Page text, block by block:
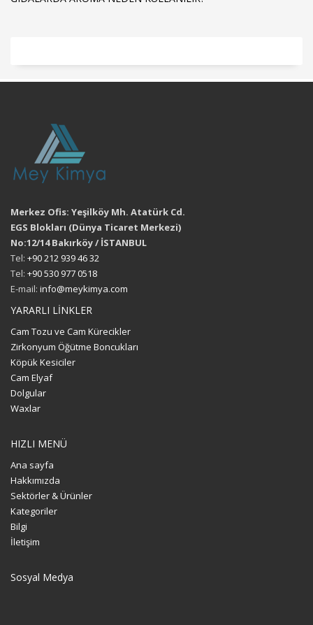
Merkez Ofis: Yeşilköy Mh. Atatürk Cd.
EGS Blokları (Dünya Ticaret Merkezi)
No:12/14 Bakırköy / İSTANBUL
Tel: +90 212 939 46 32
Tel: +90 530 977 0518
E-mail: info@meykimya.com
YARARLI LİNKLER
Cam Tozu ve Cam Kürecikler
Zirkonyum Öğütme Boncukları
Köpük Kesiciler
Cam Elyaf
Dolgular
Waxlar
HIZLI MENÜ
Ana sayfa
Hakkımızda
Sektörler & Ürünler
Kategoriler
Bilgi
İletişim
Sosyal Medya